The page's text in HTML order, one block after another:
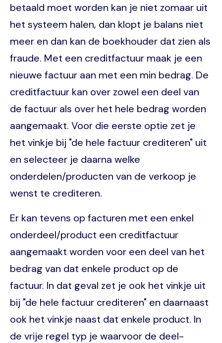
betaald moet worden kan je niet zomaar uit
het systeem halen, dan klopt je balans niet
meer en dan kan de boekhouder dat zien als
fraude. Met een creditfactuur maak je een
nieuwe factuur aan met een min bedrag. De
creditfactuur kan over zowel een deel van
de factuur als over het hele bedrag worden
aangemaakt. Voor die eerste optie zet je
het vinkje bij "de hele factuur crediteren" uit
en selecteer je daarna welke
onderdelen/producten van de verkoop je
wenst te crediteren.
Er kan tevens op facturen met een enkel
onderdeel/product een creditfactuur
aangemaakt worden voor een deel van het
bedrag van dat enkele product op de
factuur. In dat geval zet je ook het vinkje uit
bij "de hele factuur crediteren" en daarnaast
ook het vinkje naast dat enkele product. In
de vrije regel typ je waarvoor de deel-